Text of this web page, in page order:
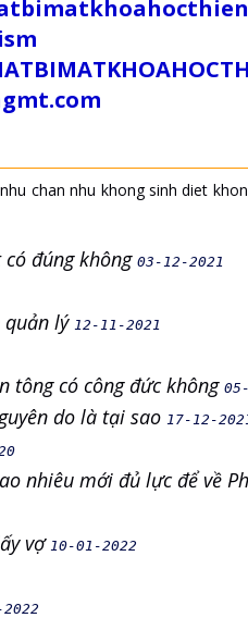
chan nhu khong sinh diet
đúng không 03-12-2021
quản lý 12-11-2021
tông có công đức không
do là tại sao 17-12-
nhiêu mới đủ lực để về
vợ 10-01-2022